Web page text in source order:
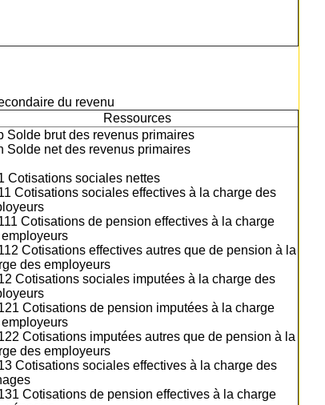
du revenu
Ressources
Solde brut des revenus primaires
Solde net des revenus primaires
Cotisations sociales nettes
Cotisations sociales effectives à la charge des
Cotisations de pension effectives à la charge
Cotisations effectives autres que de pension à la
des employeurs
Cotisations sociales imputées à la charge des
Cotisations de pension imputées à la charge
Cotisations imputées autres que de pension à la
des employeurs
Cotisations sociales effectives à la charge des
Cotisations de pension effectives à la charge